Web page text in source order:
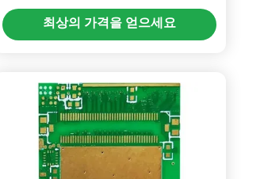
최상의 가격을 얻으세요